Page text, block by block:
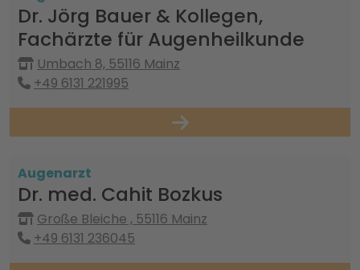
Dr. Jörg Bauer & Kollegen,
Fachärzte für Augenheilkunde
Umbach 8, 55116 Mainz
+49 6131 221995
Augenarzt
Dr. med. Cahit Bozkus
Große Bleiche , 55116 Mainz
+49 6131 236045